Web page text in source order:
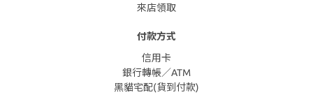
來店領取
付款方式
信用卡
銀行轉帳／ATM
黑貓宅配(貨到付款)